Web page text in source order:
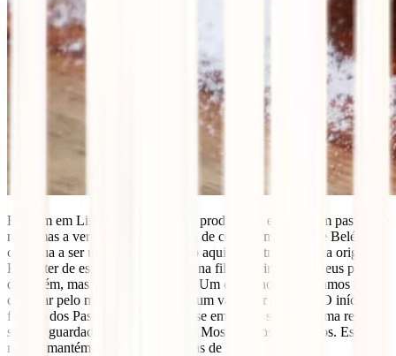
Existem em Lisboa muitas casas a produzirem e venderem pastéis de
nata, mas a verdadeira experiência de comer um Pastel de Belém
continua a ser única, até porque só aqui encontras a receita original.
Podes ter de esperar algum tempo na fila até trincares os teus pastéis
de Belém, mas vale bem a espera. Um conselho que te damos é
comprar pelo menos dois, porque um vai saber a pouco. O início do
fabrico dos Pastéis de Belém deu-se em 1837, segundo uma receita
secreta guardada pelos monges do Mosteiro dos Jerónimos. Esta
receita mantém-se igual até aos dias de hoje.